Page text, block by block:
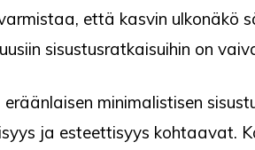
että kasvin ulkonäkö
sisustusratkaisuihin on
minimalistisen
ja esteettisyys kohtaavat.